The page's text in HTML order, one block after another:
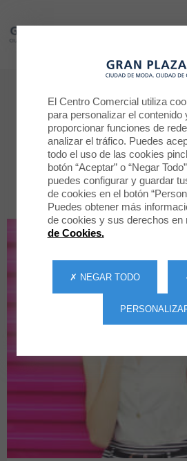
Gran Plaza 2
Todas las
POR CATEGORÍA
Gran Plaza 2
El Centro Comercial utiliza
para personalizar el contenido
proporcionar funciones de
analizar el tráfico. Puedes
todo el uso de las cookies
botón “Aceptar” o “Negar
puedes configurar y guardar
de cookies en el botón
Puedes obtener más
de cookies y sus derechos en
de Cookies.
✗ NEGAR TODO